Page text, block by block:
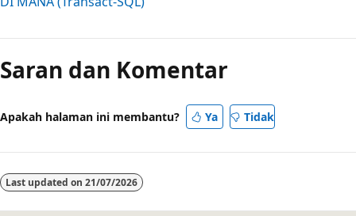
baca
dinonaktifkan
Saran dan Komentar
Apakah halaman ini membantu? Ya Tidak
Last updated on 21/07/2026